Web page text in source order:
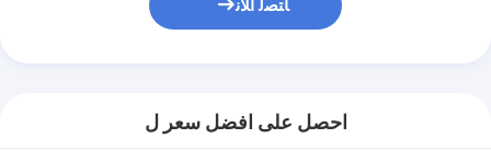
ﺎﺘﺼﻟ ﺍﻶﻧ
احصل على افضل سعر ل